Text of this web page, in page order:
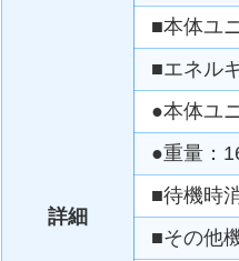
詳細
■本体ユ
■エネル
●本体ユ
●重量：
■待機時
■その他